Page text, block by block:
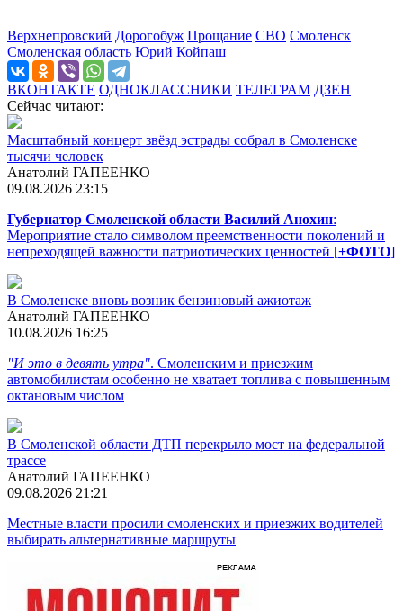
Верхнепровский Дорогобуж Прощание СВО Смоленск
Смоленская область Юрий Койпаш
ВКОНТАКТЕ ОДНОКЛАССНИКИ ТЕЛЕГРАМ ДЗЕН
Сейчас читают:
Масштабный концерт звёзд эстрады собрал в Смоленске
тысячи человек
Анатолий ГАПЕЕНКО
09.08.2026 23:15
Губернатор Смоленской области Василий Анохин:
Мероприятие стало символом преемственности поколений и
непреходящей важности патриотических ценностей [+ФОТО]
В Смоленске вновь возник бензиновый ажиотаж
Анатолий ГАПЕЕНКО
10.08.2026 16:25
"И это в девять утра". Смоленским и приезжим
автомобилистам особенно не хватает топлива с повышенным
октановым числом
В Смоленской области ДТП перекрыло мост на федеральной
трассе
Анатолий ГАПЕЕНКО
09.08.2026 21:21
Местные власти просили смоленских и приезжих водителей
выбирать альтернативные маршруты